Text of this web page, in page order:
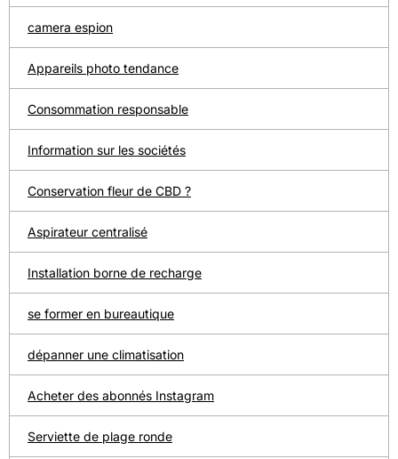
camera espion
Appareils photo tendance
Consommation responsable
Information sur les sociétés
Conservation fleur de CBD ?
Aspirateur centralisé
Installation borne de recharge
se former en bureautique
dépanner une climatisation
Acheter des abonnés Instagram
Serviette de plage ronde